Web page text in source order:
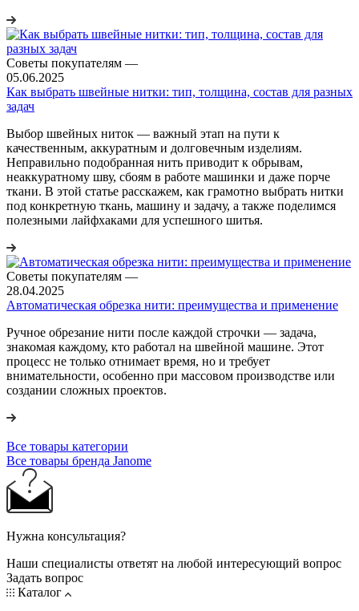
Советы покупателям —
05.06.2025
Как выбрать швейные нитки: тип, толщина, состав для разных
задач
Выбор швейных ниток — важный этап на пути к
качественным, аккуратным и долговечным изделиям.
Неправильно подобранная нить приводит к обрывам,
неаккуратному шву, сбоям в работе машинки и даже порче
ткани. В этой статье расскажем, как грамотно выбрать нитки
под конкретную ткань, машину и задачу, а также поделимся
полезными лайфхаками для успешного шитья.
Советы покупателям —
28.04.2025
Автоматическая обрезка нити: преимущества и применение
Ручное обрезание нити после каждой строчки — задача,
знакомая каждому, кто работал на швейной машине. Этот
процесс не только отнимает время, но и требует
внимательности, особенно при массовом производстве или
создании сложных проектов.
Все товары категории
Все товары бренда Janome
Нужна консультация?
Наши специалисты ответят на любой интересующий вопрос
Задать вопрос
Каталог